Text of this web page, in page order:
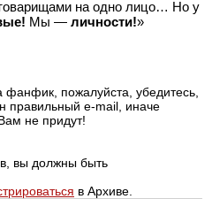
на одно лицо… Но у
Мы — личности!»
фанфик, пожалуйста, убедитесь,
правильный e-mail, иначе
не придут!
вы должны быть
в Архиве.